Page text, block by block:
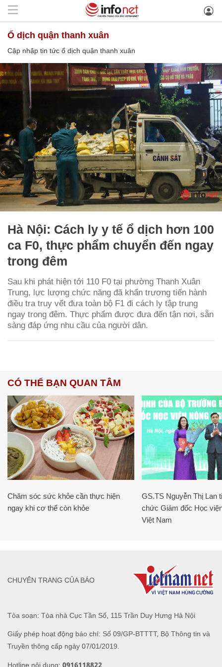
ổ dịch quận thanh xuân
Cập nhập tin tức ổ dịch quận thanh xuân
Hà Nội: Cách ly y tế ổ dịch hơn 100
ca F0, thực phẩm chuyển đến ngay
trong đêm
Sau khi phát hiện tới 110 F0 tại phường Thanh Xuân
Trung, lực lượng chức năng đã khẩn trương tiến hành
điều tra truy vết đưa toàn bộ F1 đi cách ly tập trung
ngay trong đêm. Thực phẩm được đưa đến tận nơi, sẵn
sàng đáp ứng nhu cầu của người dân.
CÓ THỂ BẠN QUAN TÂM
Chăm sóc sức khỏe cần thực hiện
ngay khi cơ thể còn khỏe
GS.TS Nguyễn Thị Lan
chức Giám đốc Học
Việt Nam
Tòa soạn: Tòa nhà Cục Tần Số, 115 Trần Duy Hưng Hà Nội
Giấy phép hoạt động báo chí: Số 09/GP-BTTTT, Bộ Thông tin và
Truyền thông cấp ngày 07/01/2019.
Hotline nội dung: 0916118822
CHUYÊN TRANG CỦA BÁO